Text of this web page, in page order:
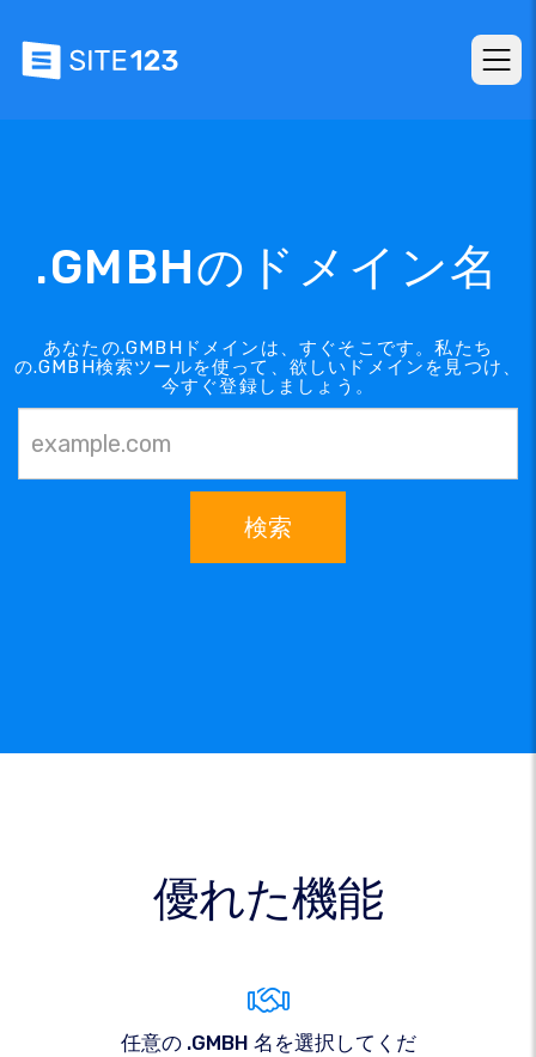
.GMBHのドメイン名
あなたの.GMBHドメインは、すぐそこです。私たち
の.GMBH検索ツールを使って、欲しいドメインを見つけ、
今すぐ登録しましょう。
検索
優れた機能
任意の .GMBH 名を選択してくだ